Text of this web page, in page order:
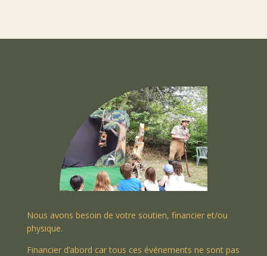
Nous avons besoin de votre soutien, financier et/ou
physique.
Financier d’abord car tous ces événements ne sont pas